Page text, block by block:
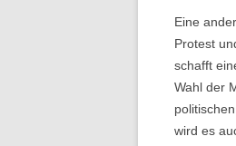
Eine
Protest
schafft
Wahl der
wird es